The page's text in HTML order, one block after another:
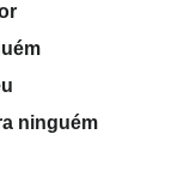
ninguém